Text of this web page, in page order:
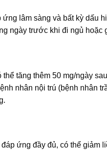
lâm sàng và bất kỳ dấu
ngày trước khi đi ngủ
tăng thêm 50 mg/ngày
nhân nội trú (bệnh nhân
ứng đầy đủ, có thể giảm